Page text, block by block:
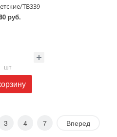
TB339
руб.
шт
3 4 7 Вперед